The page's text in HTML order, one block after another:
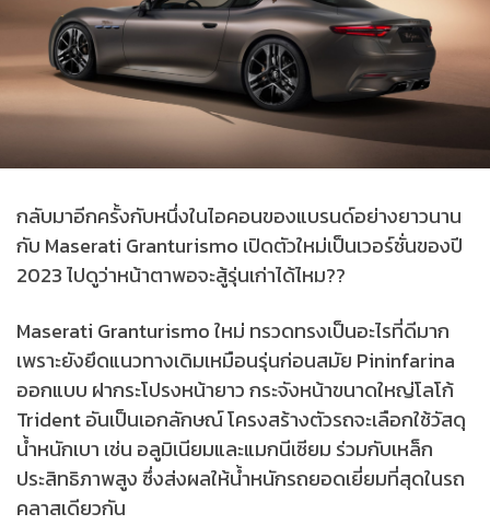
กลับมาอีกครั้งกับหนึ่งในไอคอนของแบรนด์อย่างยาวนาน
กับ Maserati Granturismo เปิดตัวใหม่เป็นเวอร์ชั่นของปี
2023 ไปดูว่าหน้าตาพอจะสู้รุ่นเก่าได้ไหม??
Maserati Granturismo ใหม่ ทรวดทรงเป็นอะไรที่ดีมาก
เพราะยังยึดแนวทางเดิมเหมือนรุ่นก่อนสมัย Pininfarina
ออกแบบ ฝากระโปรงหน้ายาว กระจังหน้าขนาดใหญ่โลโก้
Trident อันเป็นเอกลักษณ์ โครงสร้างตัวรถจะเลือกใช้วัสดุ
น้ำหนักเบา เช่น อลูมิเนียมและแมกนีเซียม ร่วมกับเหล็ก
ประสิทธิภาพสูง ซึ่งส่งผลให้น้ำหนักรถยอดเยี่ยมที่สุดในรถ
คลาสเดียวกัน